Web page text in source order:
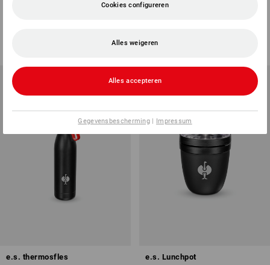
vel
(incl. BTW) v.a. 6 pakken
e.s. thermosfles e.s. Lunchpot
Cookies configureren
Alles weigeren
Alles accepteren
Gegevensbescherming | Impressum